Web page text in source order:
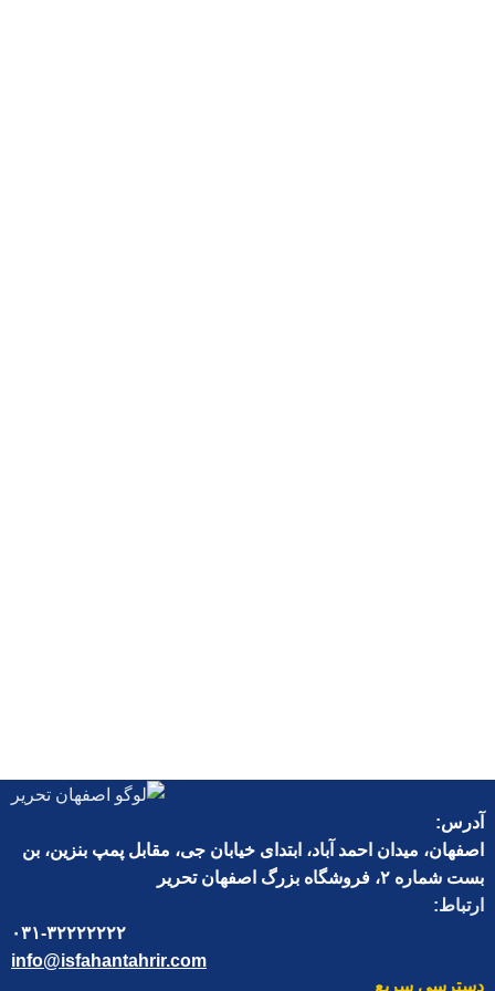
آدرس:
اصفهان، میدان احمد آباد، ابتدای خیابان جی، مقابل پمپ بنزین، بن
بست شماره ۲، فروشگاه بزرگ اصفهان تحریر
ارتباط:
۰۳۱-۳۲۲۲۲۲۲۲
info@isfahantahrir.com
دسترسی سریع